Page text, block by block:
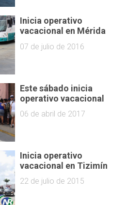
Inicia operativo
vacacional en Mérida
07 de julio de 2016
Este sábado inicia
operativo vacacional
06 de abril de 2017
Inicia operativo
vacacional en Tizimín
22 de julio de 2015